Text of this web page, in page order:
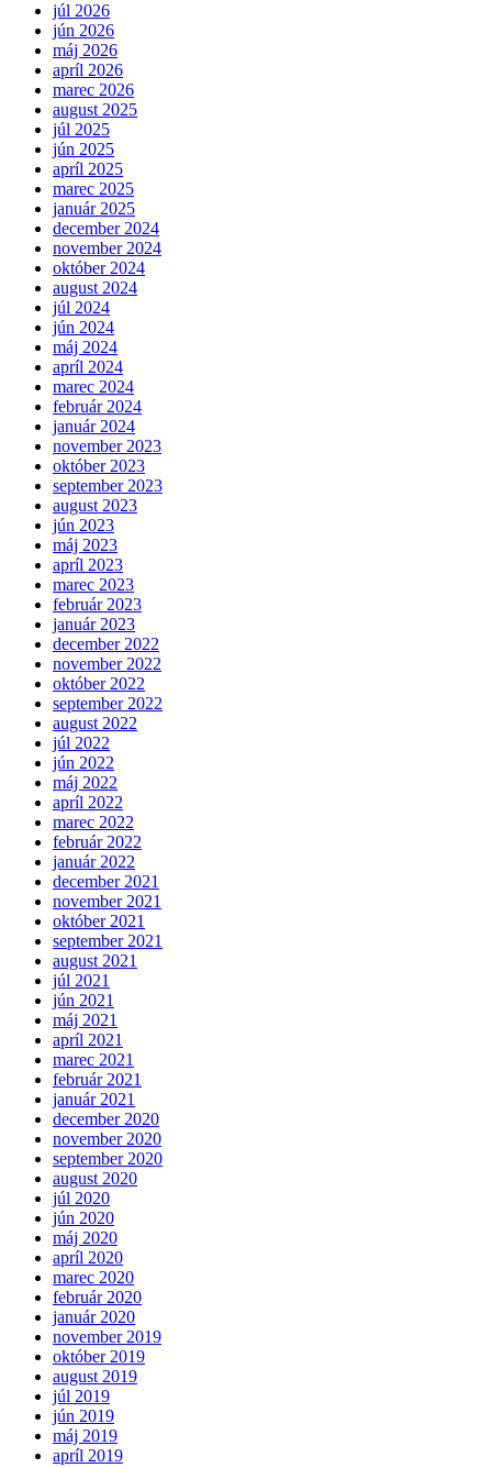
júl 2026
jún 2026
máj 2026
apríl 2026
marec 2026
august 2025
júl 2025
jún 2025
apríl 2025
marec 2025
január 2025
december 2024
november 2024
október 2024
august 2024
júl 2024
jún 2024
máj 2024
apríl 2024
marec 2024
február 2024
január 2024
november 2023
október 2023
september 2023
august 2023
jún 2023
máj 2023
apríl 2023
marec 2023
február 2023
január 2023
december 2022
november 2022
október 2022
september 2022
august 2022
júl 2022
jún 2022
máj 2022
apríl 2022
marec 2022
február 2022
január 2022
december 2021
november 2021
október 2021
september 2021
august 2021
júl 2021
jún 2021
máj 2021
apríl 2021
marec 2021
február 2021
január 2021
december 2020
november 2020
september 2020
august 2020
júl 2020
jún 2020
máj 2020
apríl 2020
marec 2020
február 2020
január 2020
november 2019
október 2019
august 2019
júl 2019
jún 2019
máj 2019
apríl 2019